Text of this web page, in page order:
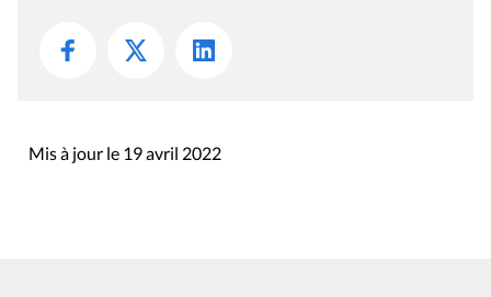
Mis à jour le 19 avril 2022